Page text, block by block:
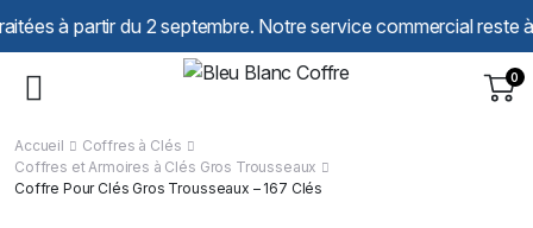
du 2 septembre. Notre service commercial reste à votre
0
Accueil
Coffres à Clés
Coffres et Armoires à Clés Gros Trousseaux
Coffre Pour Clés Gros Trousseaux – 167 Clés
Panneau de gestion des cookies